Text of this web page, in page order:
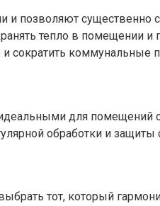
позволяют существенно
тепло в помещении
сократить коммунальные
для
обработки и
тот, который